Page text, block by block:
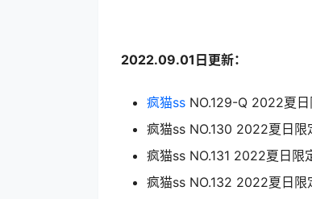
2022.09.01日更新：
疯猫ss NO.129-Q 2022夏
疯猫ss NO.130 2022夏日
疯猫ss NO.131 2022夏日限
疯猫ss NO.132 2022夏日